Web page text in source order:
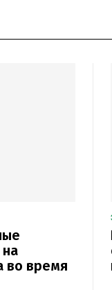
во время